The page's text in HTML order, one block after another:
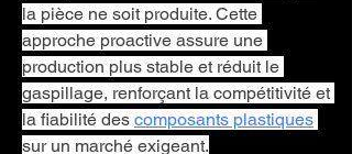
la pièce ne soit produite. Cette
approche proactive assure une
production plus stable et réduit le
gaspillage, renforçant la compétitivité et
la fiabilité des composants plastiques
sur un marché exigeant.